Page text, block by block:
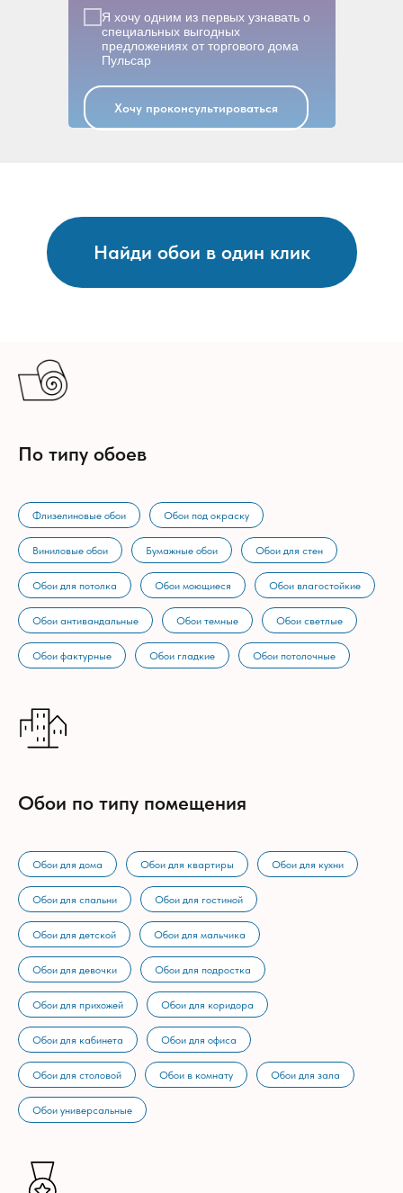
Я хочу одним из первых узнавать о
специальных выгодных
предложениях от торгового дома
Пульсар
Хочу проконсультироваться
Найди обои в один клик
По типу обоев
Флизелиновые обои Обои под окраску
Виниловые обои Бумажные обои Обои для стен
Обои для потолка Обои моющиеся Обои влагостойкие
Обои антивандальные Обои темные Обои светлые
Обои фактурные Обои гладкие Обои потолочные
Обои по типу помещения
Обои для дома Обои для квартиры Обои для кухни
Обои для спальни Обои для гостиной
Обои для детской Обои для мальчика
Обои для девочки Обои для подростка
Обои для прихожей Обои для коридора
Обои для кабинета Обои для офиса
Обои для столовой Обои в комнату Обои для зала
Обои универсальные